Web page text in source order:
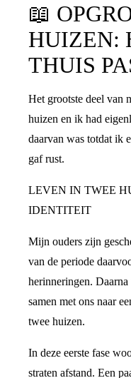
📖
HUIZEN:
THUIS
Het grootste deel van
huizen en ik had
daarvan was totdat ik
gaf rust.
LEVEN IN TWEE
IDENTITEIT
Mijn ouders zijn
van de periode
herinneringen.
samen met ons naar
twee huizen.
In deze eerste fase
straten afstand. Een